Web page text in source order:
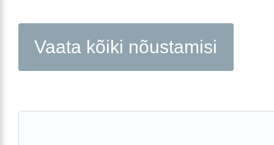
Vaata kõiki nõustamisi